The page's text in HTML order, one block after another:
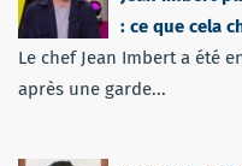
: ce que cela
Le chef Jean Imbert a été
après une garde...